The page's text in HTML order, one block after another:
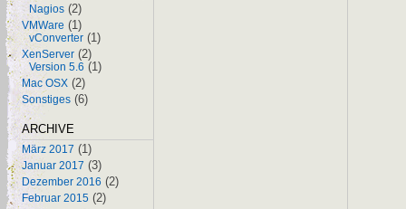
Nagios (2)
VMWare (1)
vConverter (1)
XenServer (2)
Version 5.6 (1)
Mac OSX (2)
Sonstiges (6)
ARCHIVE
März 2017 (1)
Januar 2017 (3)
Dezember 2016 (2)
Februar 2015 (2)